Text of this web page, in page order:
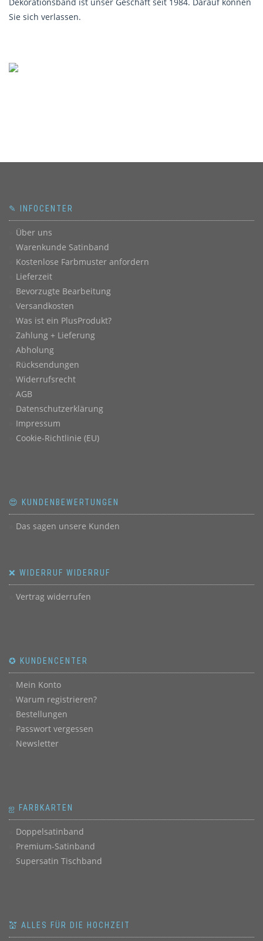
Sie sich verlassen.
✎ INFOCENTER
Über uns
Warenkunde Satinband
Kostenlose Farbmuster anfordern
Lieferzeit
Bevorzugte Bearbeitung
Versandkosten
Was ist ein PlusProdukt?
Zahlung + Lieferung
Abholung
Rücksendungen
Widerrufsrecht
AGB
Datenschutzerklärung
Impressum
Cookie-Richtlinie (EU)
😍 KUNDENBEWERTUNGEN
Das sagen unsere Kunden
❌ WIDERRUF WIDERRUF
Vertrag widerrufen
✪ KUNDENCENTER
Mein Konto
Warum registrieren?
Bestellungen
Passwort vergessen
Newsletter
ஐ FARBKARTEN
Doppelsatinband
Premium-Satinband
Supersatin Tischband
💒 ALLES FÜR DIE HOCHZEIT